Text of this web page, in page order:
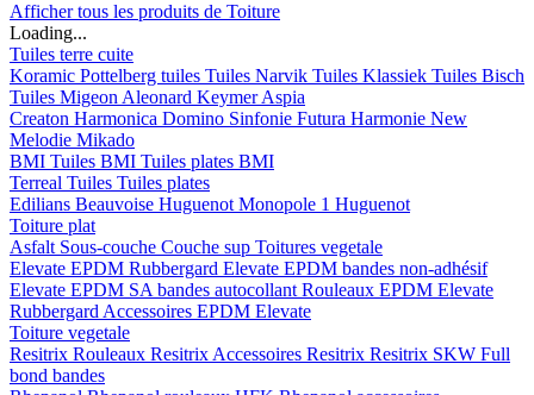
Afficher tous les produits de Toiture
Loading...
Tuiles terre cuite
Koramic Pottelberg tuiles Tuiles Narvik Tuiles Klassiek Tuiles Bisch
Tuiles Migeon Aleonard KeymerAspia
Creaton Harmonica Domino Sinfonie Futura Harmonie New
Melodie Mikado
BMI Tuiles BMI Tuiles plates BMI
Terreal Tuiles Tuiles plates
Edilians Beauvoise Huguenot Monopole 1 Huguenot
Toiture plat
Asfalt Sous-couche Couche sup Toitures vegetale
Elevate EPDM Rubbergard Elevate EPDM bandes non-adhésif
Elevate EPDM SA bandes autocollant Rouleaux EPDM Elevate
Rubbergard Accessoires EPDM Elevate
Toiture vegetale
Resitrix Rouleaux Resitrix Accessoires Resitrix Resitrix SKW Full
bond bandes